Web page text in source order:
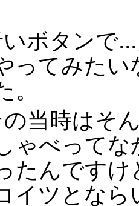
いボタンで
ってみた
。
の当時はそ
ゃべって
たんです
イツとな